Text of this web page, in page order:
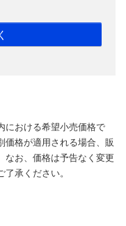
における希望小売価格で
価格が適用される場合、販
なお、価格は予告なく変更
承ください。